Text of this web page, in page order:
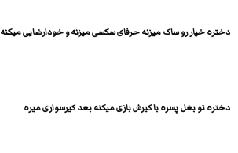
دختره خیار رو ساک میزنه حرفای سکسی میزنه و خودارضایی میکنه
دختره تو بغل پسره با کیرش بازی میکنه بعد کیرسواری میره